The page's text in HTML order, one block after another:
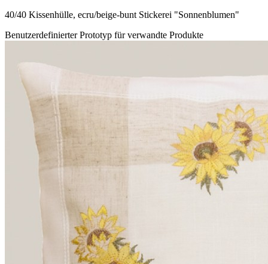
40/40 Kissenhülle, ecru/beige-bunt Stickerei "Sonnenblumen"
Benutzerdefinierter Prototyp für verwandte Produkte